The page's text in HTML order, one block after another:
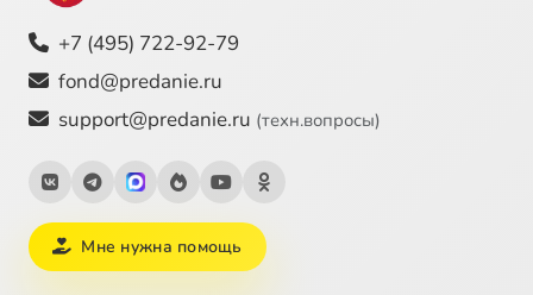
+7 (495) 722-92-79
fond@predanie.ru
support@predanie.ru (техн.вопросы)
Мне нужна помощь